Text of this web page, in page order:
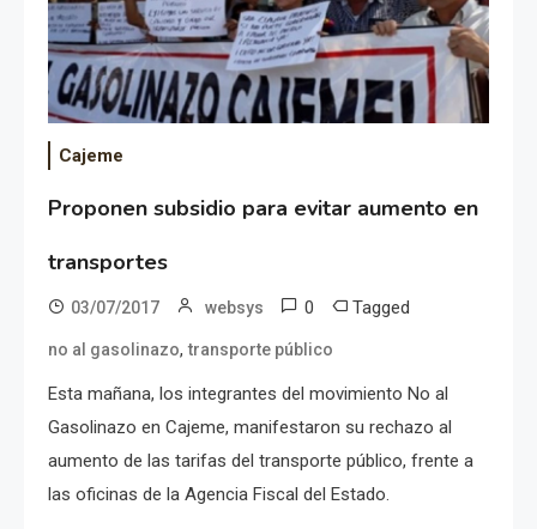
Cajeme
Proponen subsidio para evitar aumento en
transportes
03/07/2017 websys 0 Tagged
no al gasolinazo,transporte público
Esta mañana, los integrantes del movimiento No al
Gasolinazo en Cajeme, manifestaron su rechazo al
aumento de las tarifas del transporte público, frente a
las oficinas de la Agencia Fiscal del Estado.